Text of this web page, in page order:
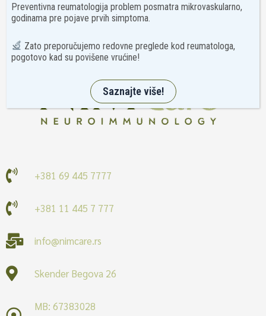
+381 69 445 7777
+381 11 445 7 777
info@nimcare.rs
Skender Begova 26
MB: 67383028
Preventivna reumatologija problem posmatra mikrovaskularno,
godinama pre pojave prvih simptoma.
Zato preporučujemo redovne preglede kod reumatologa,
pogotovo kad su povišene vrućine!
Saznajte više!